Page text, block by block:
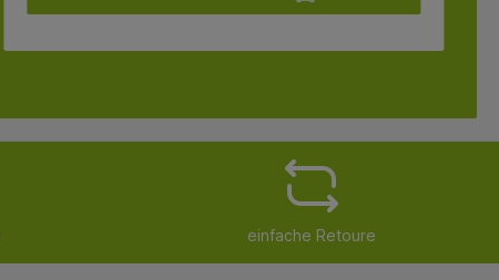
einfache Retoure